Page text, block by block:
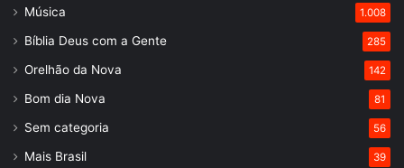
Música 1.008
Bíblia Deus com a Gente 285
Orelhão da Nova 142
Bom dia Nova 81
Sem categoria 56
Mais Brasil 39